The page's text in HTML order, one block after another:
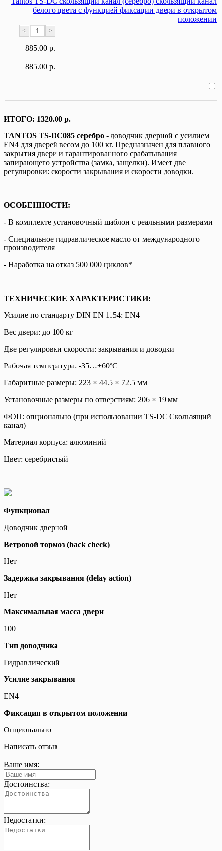
белого цвета с функцией фиксации двери в открытом
положении
< >
885.00 р.
885.00 р.
ИТОГО: 1320.00 р.
TANTOS TS-DC085 серебро - доводчик дверной с усилием
EN4 для дверей весом до 100 кг. Предназначен для плавного
закрытия двери и гарантированного срабатывания
запирающего устройства (замка, защелки). Имеет две
регулировки: скорости закрывания и скорости доводки.
ОСОБЕННОСТИ:
- В комплекте установочный шаблон с реальными размерами
- Специальное гидравлическое масло от международного
производителя
- Наработка на отказ 500 000 циклов*
ТЕХНИЧЕСКИЕ ХАРАКТЕРИСТИКИ:
Усилие по стандарту DIN EN 1154: EN4
Вес двери: до 100 кг
Две регулировки скорости: закрывания и доводки
Рабочая температура: -35…+60°С
Габаритные размеры: 223 × 44.5 × 72.5 мм
Установочные размеры по отверстиям: 206 × 19 мм
ФОП: опционально (при использовании TS-DC Скользящий
канал)
Материал корпуса: алюминий
Цвет: серебристый
Функционал
Доводчик дверной
Ветровой тормоз (back check)
Нет
Задержка закрывания (delay action)
Нет
Максимальная масса двери
100
Тип доводчика
Гидравлический
Усилие закрывания
EN4
Фиксация в открытом положении
Опционально
Написать отзыв
Ваше имя:
Достоинства:
Недостатки: